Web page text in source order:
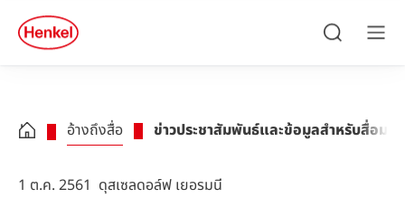
Skip to main content
Skip to footer
quick
search
อ้างถึงสื่อ ข่าวประชาสัมพันธ์และข้อมูลสำหรับสื่อมว
1 ต.ค. 2561 ดุสเซลดอล์ฟ เยอรมนี